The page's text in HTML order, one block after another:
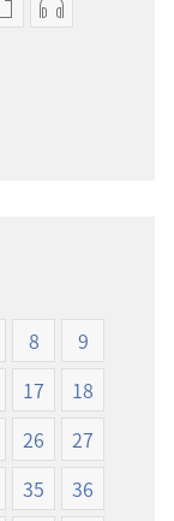
出
プ
ショ
新
界
オー
プ
ショ
新
界
8
9
17
18
26
27
35
36